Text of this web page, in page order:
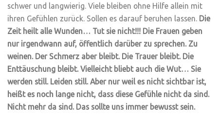
schwer und langwierig. Viele bleiben ohne Hilfe allein mit
ihren Gefühlen zurück. Sollen es darauf beruhen lassen. Die
Zeit heilt alle Wunden… Tut sie nicht!!! Die Frauen geben
nur irgendwann auf, öffentlich darüber zu sprechen. Zu
weinen. Der Schmerz aber bleibt. Die Trauer bleibt. Die
Enttäuschung bleibt. Vielleicht bliebt auch die Wut… Sie
werden still. Leiden still. Aber nur weil es nicht sichtbar ist,
heißt es noch lange nicht, dass diese Gefühle nicht da sind.
Nicht mehr da sind. Das sollte uns immer bewusst sein.